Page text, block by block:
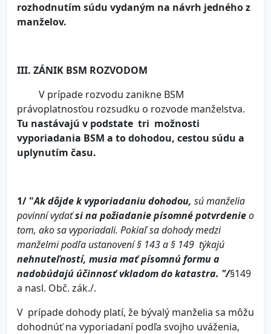
rozhodnutím súdu vydaným na návrh jedného z
manželov.
III. ZÁNIK BSM ROZVODOM
V prípade rozvodu zanikne BSM
právoplatnosťou rozsudku o rozvode manželstva.
Tu nastávajú v podstate tri možnosti
vyporiadania BSM a to dohodou, cestou súdu a
uplynutím času.
1/ "Ak dôjde k vyporiadaniudohodou, sú manželia
povinní vydaťsi na požiadanie písomné potvrdenieo
tom, ako sa vyporiadali. Pokiaľ sa dohody medzi
manželmi podľa ustanovení § 143 a § 149 týkajú
nehnuteľností, musia mať písomnú formu a
nadobúdajú účinnosť vkladom do katastra. "/§149
a nasl. Obč. zák./.
V prípade dohody platí, že bývalý manželia sa môžu
dohodnúť na vyporiadaní podľa svojho uváženia,